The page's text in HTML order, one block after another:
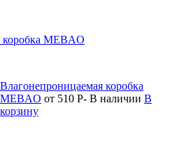
MEBAO
Влагонепроницаемая коробка
MEBAO от 510 Р- В наличии В
корзину